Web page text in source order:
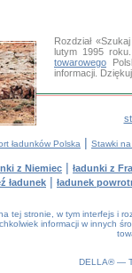
Rozdział
lutym 1995
towarowego
informacji.
ładunków Polska | Stawki
z Niemiec | ładunki z
ładunek | ładunek
tej stronie, w tym interfejs i
informacji w innych
DELLA® —